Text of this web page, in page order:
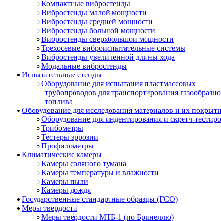
Компактные вибростенды
Вибростенды малой мощности
Вибростенды средней мощности
Вибростенды большой мощности
Вибростенды сверхбольшой мощности
Трехосевые виброиспытательные системы
Вибростенды увеличенной длины хода
Модальные вибростенды
Испытательные стенды
Оборудование для испытания пластмассовых
трубопроводов для транспортирования
топлива
Оборудование для исследования материалов и их
Оборудование для индентирования и скретч-
Трибометры
Тестеры эррозии
Профилометры
Климатические камеры
Камеры соляного тумана
Камеры температуры и влажности
Камеры пыли
Камеры дождя
Государственные стандартные образцы (ГСО)
Меры твердости
Меры твёрдости МТБ-1 (по Бринеллю)